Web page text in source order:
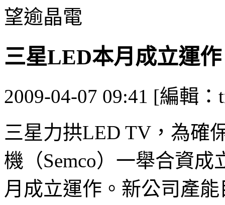
望逾晶電
三星LED本月成立運
2009-04-07 09:41 [編輯：
三星力拱LED TV，為確
機（Semco）一舉合資
月成立運作。新公司產